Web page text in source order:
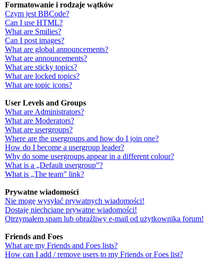
Formatowanie i rodzaje wątków
Czym jest BBCode?
Can I use HTML?
What are Smilies?
Can I post images?
What are global announcements?
What are announcements?
What are sticky topics?
What are locked topics?
What are topic icons?
User Levels and Groups
What are Administrators?
What are Moderators?
What are usergroups?
Where are the usergroups and how do I join one?
How do I become a usergroup leader?
Why do some usergroups appear in a different colour?
What is a „Default usergroup”?
What is „The team” link?
Prywatne wiadomości
Nie mogę wysyłać prywatnych wiadomości!
Dostaję niechciane prywatne wiadomości!
Otrzymałem spam lub obraźliwy e-mail od użytkownika forum!
Friends and Foes
What are my Friends and Foes lists?
How can I add / remove users to my Friends or Foes list?